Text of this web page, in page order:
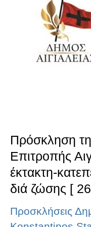
Πρόσκληση
Επιτροπής
έκτακτη-
διά ζώσης [
Προσκλήσεις
Δημοτικής
Επιτροπής
Αιγιαλείας
συνεδρίαση
διά
ζώσης
[